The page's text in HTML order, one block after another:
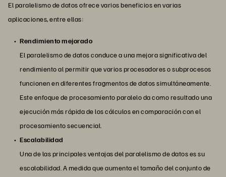
El paralelismo de datos ofrece varios beneficios en varias
aplicaciones, entre ellas:
Rendimiento mejorado
El paralelismo de datos conduce a una mejora significativa del
rendimiento al permitir que varios procesadores o subprocesos
funcionen en diferentes fragmentos de datos simultáneamente.
Este enfoque de procesamiento paralelo da como resultado una
ejecución más rápida de los cálculos en comparación con el
procesamiento secuencial.
Escalabilidad
Una de las principales ventajas del paralelismo de datos es su
escalabilidad. A medida que aumenta el tamaño del conjunto de